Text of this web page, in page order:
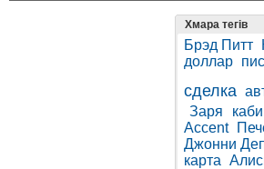
Хмара тегів
Брэд Питт
доллар
сделка
Заря
Accent
Джонни
карта